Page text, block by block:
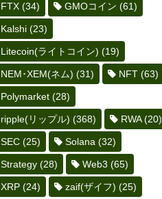
FTX (34) GMOコイン (61)
Kalshi (23)
Litecoin(ライトコイン) (19)
NEM･XEM(ネム) (31) NFT (63)
Polymarket (28)
ripple(リップル) (368) RWA(20)
SEC (25) Solana (32)
Strategy (28) Web3 (65)
XRP (24) zaif(ザイフ) (25)